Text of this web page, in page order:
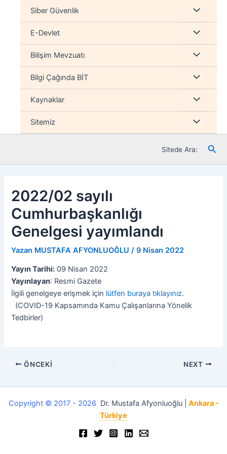
Siber Güvenlik Menu
düğmesi
E-Devlet Menu
düğmesi
Bilişim Mevzuatı Menu
düğmesi
Bilgi Çağında BİT Menu
düğmesi
Kaynaklar Menu
düğmesi
Sitemiz Menu
düğmesi
Sitede Ara:
2022/02 sayılı
Cumhurbaşkanlığı
Genelgesi yayımlandı
Yazan MUSTAFA AFYONLUOĞLU/9 Nisan 2022
Yayın Tarihi: 09 Nisan 2022
Yayınlayan: Resmi Gazete
İlgili genelgeye erişmek için lütfen buraya tıklayınız.
(COVID-19 Kapsamında Kamu Çalışanlarına Yönelik
Tedbirler)
ÖNCEKI NEXT
Copyright © 2017 - 2026 Dr. Mustafa Afyonluoğlu |
Ankara -
Türkiye